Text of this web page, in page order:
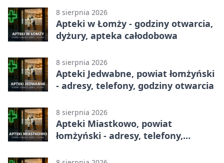
8 sierpnia 2026
Apteki w Łomży - godziny otwarcia,
dyżury, apteka całodobowa
8 sierpnia 2026
Apteki Jedwabne, powiat łomżyński
- adresy, telefony, godziny otwarcia
8 sierpnia 2026
Apteki Miastkowo, powiat
łomżyński - adresy, telefony,